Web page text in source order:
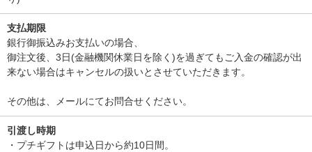
支払期限
銀行御振込みお支払いの場合、
御注文後、3日(金融機関休業日を除く)を過ぎてもご入金の確認が出
来ない場合はキャンセルの扱いとさせていただきます。
その他は、メールにてお問合せください。
引渡し時期
・プチギフトは申込日から約10日間。